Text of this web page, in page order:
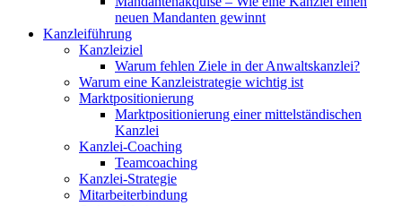
neuen Mandanten gewinnt
Kanzleiführung
Kanzleiziel
Warum fehlen Ziele in der Anwaltskanzlei?
Warum eine Kanzleistrategie wichtig ist
Marktpositionierung
Marktpositionierung einer mittelständischen
Kanzlei
Kanzlei-Coaching
Teamcoaching
Kanzlei-Strategie
Mitarbeiterbindung